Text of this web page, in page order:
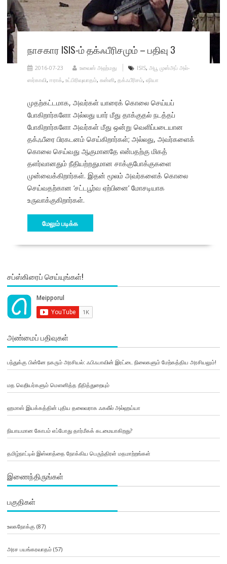
நாசகார ISIS-ம் தக்ஃபீரிசமும் – பதிவு 3
2016-07-23 உவைஸ் அஹ்மது ISIS, அபூ முஸ்அப் அல்-
ஸர்காவி, ஈராக், உட்பிரிவுவாதம், சுன்னி, தக்ஃபீரிசம், ஷியா
முதற்கட்டமாக, அவர்கள் யாரைக் கொலை செய்யப்
போகிறார்களோ அல்லது யார் மீது தாக்குதல் நடத்தப்
போகிறார்களோ அவர்கள் மீது ஒன்று வெளிப்படையான
தக்ஃபீரை பிரகடனம் செய்கிறார்கள்; அல்லது, அவர்களைக்
கொலை செய்வது ஆகுமானதே என்பதற்கு மிகத்
தளர்வானதும் நீதியற்றதுமான சாக்குபோக்குகளை
முன்வைக்கிறார்கள். இதன் மூலம் அவர்களைக் கொலை
செய்வதற்கான ‘சட்டபூர்வ ஏற்பினை’ மோசடியாக
உருவாக்குகிறார்கள்.
மேலும் படிக்க
சப்ஸ்கிரைப் செய்யுங்கள்!
அண்மைப் பதிவுகள்
பந்துக்கு பின்னே நகரும் அரசியல்: ஃபிஃபாவின் இரட்டை நிலைகளும் மேற்கத்திய அரசியலும்!
மத வெறியர்களும் மௌனித்த நீதித்துறையும்
ஹமாஸ் இயக்கத்தின் புதிய தலைவராக ஃகலீல் அல்ஹய்யா
நியாயமான கோபம் எப்போது தார்மீகக் கடமையாகிறது?
தமிழ்நாட்டில் இஸ்லாத்தை நோக்கிய பெருந்திரள் மதமாற்றங்கள்
இணைந்திருங்கள்
பகுதிகள்
உலகநோக்கு (87)
அரச பயங்கரவாதம்(57)